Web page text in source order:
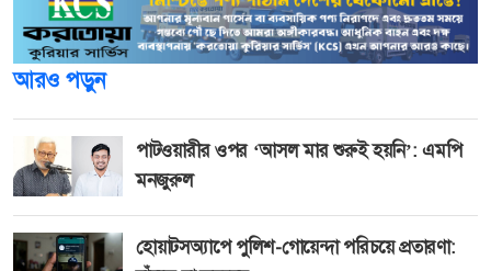
আরও পড়ুন
পাটওয়ারীর ওপর ‘আসল মার শুরুই হয়নি’: এমপি
মনজুরুল
হোয়াটসঅ্যাপে পুলিশ-গোয়েন্দা পরিচয়ে প্রতারণা: